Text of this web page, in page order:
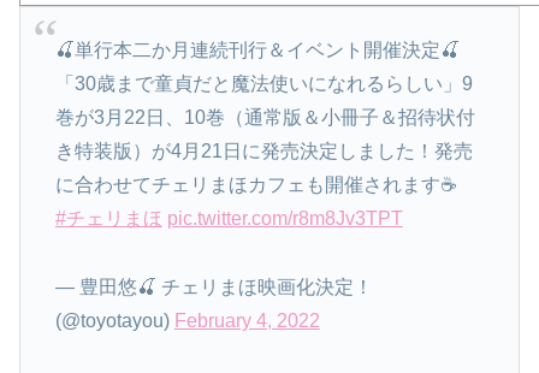
🍒単行本二か月連続刊行＆イベント開催決定🍒
「30歳まで童貞だと魔法使いになれるらしい」9
巻が3月22日、10巻（通常版＆小冊子＆招待状付
き特装版）が4月21日に発売決定しました！発売
に合わせてチェリまほカフェも開催されます☕
#チェリまほ pic.twitter.com/r8m8Jv3TPT
— 豊田悠🍒 チェリまほ映画化決定！
(@toyotayou) February 4, 2022